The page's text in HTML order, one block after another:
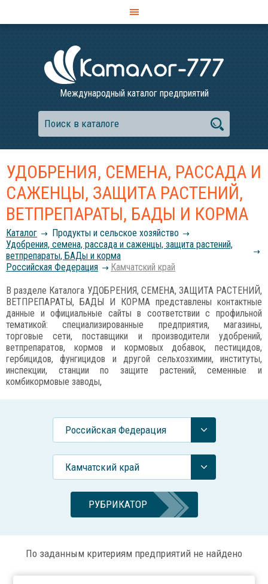
Международный каталог предприятий
УДОБРЕНИЯ, СЕМЕНА, РАССАДА И
САЖЕНЦЫ, ЗАЩИТА РАСТЕНИЙ,
ВЕТПРЕПАРАТЫ, БАДЫ И КОРМА
Каталог
Продукты и сельское хозяйство
Удобрения, семена, рассада и саженцы, защита растений,
ветпрепараты, БАДы и корма
Российcкая Федерация
Камчатский край
В разделе Каталога УДОБРЕНИЯ, СЕМЕНА, ЗАЩИТА РАСТЕНИЙ,
ВЕТПРЕПАРАТЫ, БАДЫ И КОРМА представлены контактные
данные и официальные сайты в соответствии с профильной
тематикой: специализированные предприятия, магазины,
торговые сети, поставщики и производители удобрений,
ветпрепаратов, кормов и кормовых добавок, пестицидов,
гербицидов, фунгицидов и другой сельхозхимии, институты,
инспекции, станции по защите растений, семенные и
комбикормовые заводы,
Российcкая Федерация
Камчатский край
РУБРИКАТОР
По заданным критериям предприятий не найдено